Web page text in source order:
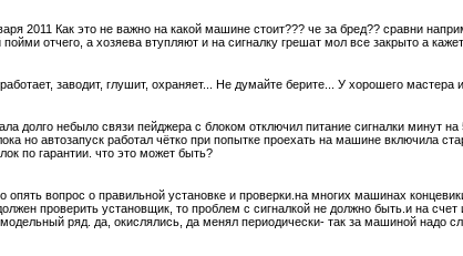
2011 Как это не важно на какой машине стоит??? че за бред?? сравни
отчего, а хозяева втупляют и на сигналку грешат мол все закрыто а
заводит, глушит, охраняет... Не думайте берите... У хорошего мастера
долго небыло связи пейджера с блоком отключил питание сигналки минут
но автозапуск работал чётко при попытке проехать на машине включила
по гарантии. что это может быть?
опять вопрос о правильной установке и проверки.на многих машинах
проверить установщик, то проблем с сигналкой не должно быть.и на
ряд. да, окислялись, да менял периодически- так за машиной надо